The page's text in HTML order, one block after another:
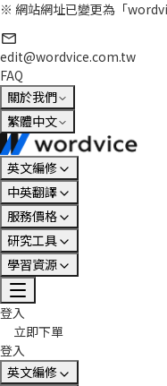
※ 網站網址已變更為「
edit@wordvice.com.tw
FAQ
關於我們
繁體中文
英文編修
中英翻譯
服務價格
研究工具
學習資源
登入
立即下單
登入
英文編修